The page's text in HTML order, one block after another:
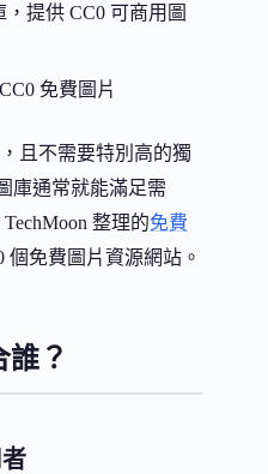
，提供 CC0 可商用圖
免費圖片
且不需要特別高的獨
庫通常就能滿足需
整理的免費
個免費圖片資源網站。
？